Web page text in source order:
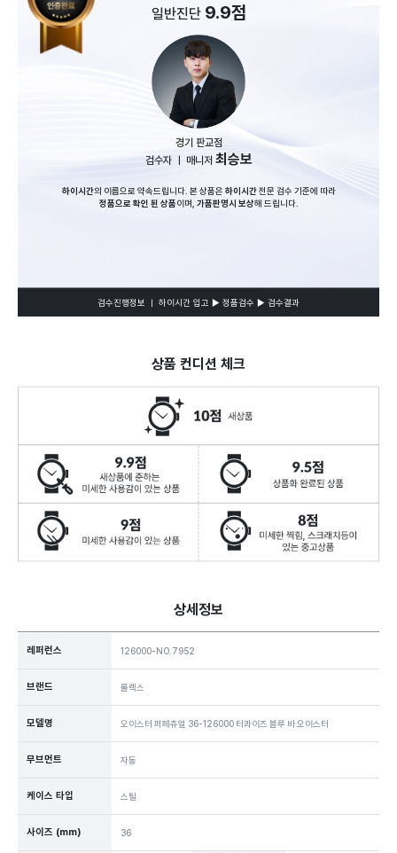
일반진단 9.9점
경기 판교점
검수자 ㅣ 매니저 최승보
하이시간의 이름으로 약속드립니다. 본 상품은 하이시간전문 검수 기준에 따라
정품으로 확인 된 상품이며, 가품판명시 보상해 드립니다.
검수진행정보 ㅣ 하이시간 입고 ▶ 정품검수 ▶ 검수결과
상품 컨디션 체크
상세정보
레퍼런스 126000-NO.7952
브랜드 롤렉스
모델명 오이스터 퍼페츄얼 36-126000 터콰이즈 블루 바 오이스터
무브먼트 자동
케이스 타입 스틸
사이즈 (mm) 36